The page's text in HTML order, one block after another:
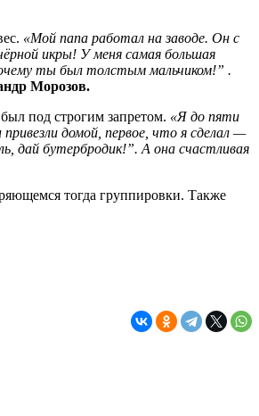
«Мой папа работал на заводе. Он с
икры! У меня самая большая
ты был толстым мальчиком!” .
Морозов.
под строгим запретом. «Я до пяти
домой, первое, что я сделал —
дай бутербродик!”. А она счастливая
тогда группировки. Также